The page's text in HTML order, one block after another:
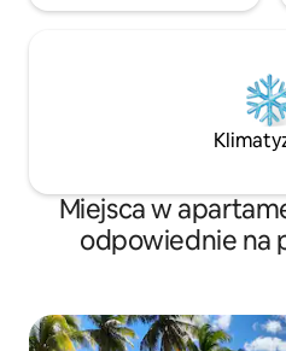
Miejsca w
odpowiednie na